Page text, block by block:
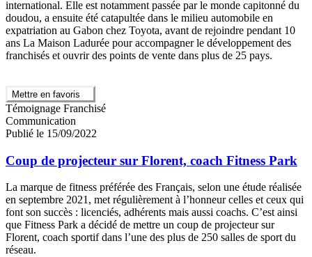
international. Elle est notamment passée par le monde capitonné du
doudou, a ensuite été catapultée dans le milieu automobile en
expatriation au Gabon chez Toyota, avant de rejoindre pendant 10
ans La Maison Ladurée pour accompagner le développement des
franchisés et ouvrir des points de vente dans plus de 25 pays.
Mettre en favoris
Témoignage Franchisé
Communication
Publié le 15/09/2022
Coup de projecteur sur Florent, coach Fitness Park
La marque de fitness préférée des Français, selon une étude réalisée
en septembre 2021, met régulièrement à l’honneur celles et ceux qui
font son succès : licenciés, adhérents mais aussi coachs. C’est ainsi
que Fitness Park a décidé de mettre un coup de projecteur sur
Florent, coach sportif dans l’une des plus de 250 salles de sport du
réseau.